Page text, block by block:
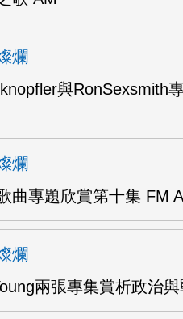
爛
與RonSexsmith
爛
曲專題欣賞第十集 FM
爛
兩張專集賞析政治